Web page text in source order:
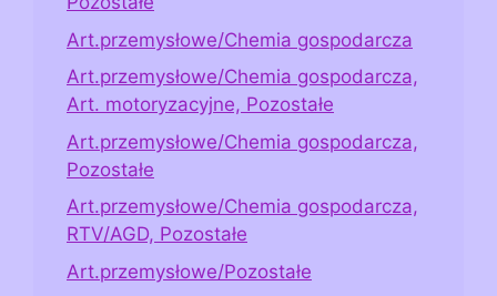
Art.przemysłowe/Chemia gospodarcza
Art.przemysłowe/Chemia gospodarcza,
Art. motoryzacyjne, Pozostałe
Art.przemysłowe/Chemia gospodarcza,
Pozostałe
Art.przemysłowe/Chemia gospodarcza,
RTV/AGD, Pozostałe
Art.przemysłowe/Pozostałe